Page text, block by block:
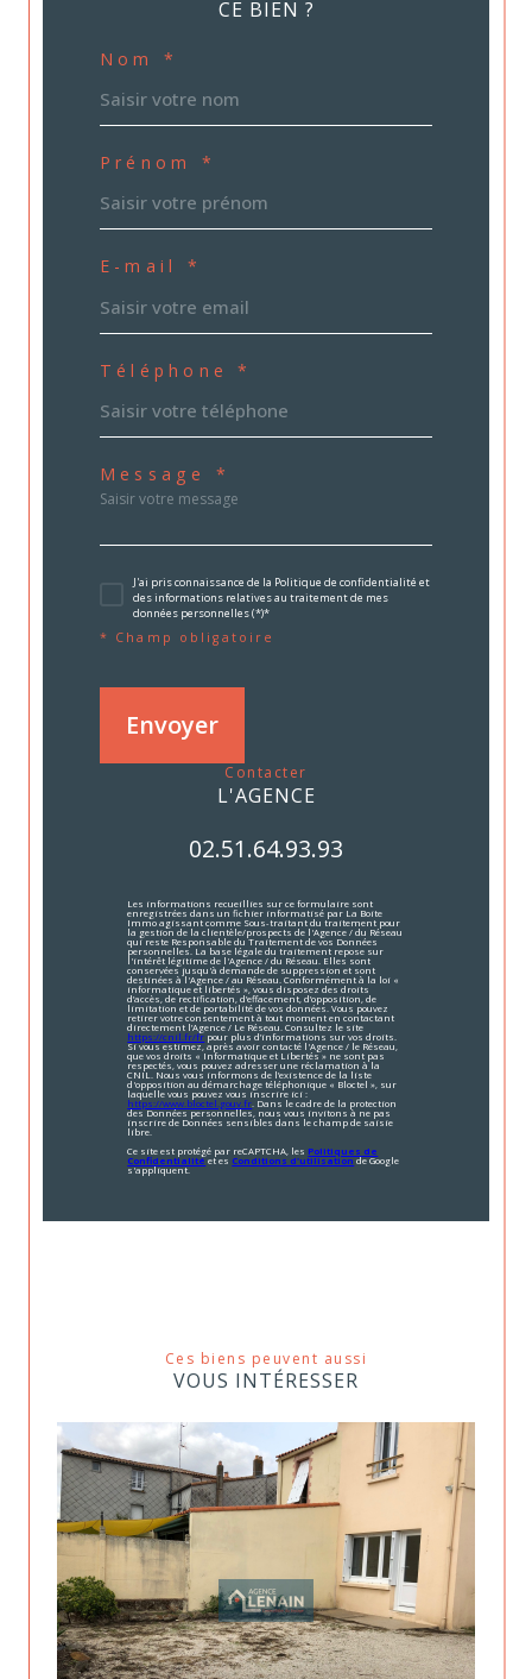
CE BIEN ?
Nom *
Prénom *
E-mail *
Téléphone *
Message *
J'ai pris connaissance de la Politique de confidentialité et
des informations relatives au traitement de mes
données personnelles (*)*
* Champ obligatoire
Envoyer
contacter
L'AGENCE
02.51.64.93.93
Les informations recueillies sur ce formulaire sont
enregistrées dans un fichier informatisé par La Boite
Immo agissant comme Sous-traitant du traitement pour
la gestion de la clientèle/prospects de l'Agence / du Réseau
qui reste Responsable du Traitement de vos Données
personnelles. La base légale du traitement repose sur
l'intérêt légitime de l'Agence / du Réseau. Elles sont
conservées jusqu'à demande de suppression et sont
destinées à l'Agence / au Réseau. Conformément à la loi «
informatique et libertés », vous disposez des droits
d’accès, de rectification, d’effacement, d’opposition, de
limitation et de portabilité de vos données. Vous pouvez
retirer votre consentement à tout moment en contactant
directement l’Agence / Le Réseau. Consultez le site
https://cnil.fr/fr pour plus d’informations sur vos droits.
Si vous estimez, après avoir contacté l'Agence / le Réseau,
que vos droits « Informatique et Libertés » ne sont pas
respectés, vous pouvez adresser une réclamation à la
CNIL. Nous vous informons de l’existence de la liste
d'opposition au démarchage téléphonique « Bloctel », sur
laquelle vous pouvez vous inscrire ici :
https://www.bloctel.gouv.fr . Dans le cadre de la protection
des Données personnelles, nous vous invitons à ne pas
inscrire de Données sensibles dans le champ de saisie
libre.
Ce site est protégé par reCAPTCHA, lesPolitiques de
Confidentialitéet es Conditions d'utilisationde Google
s'appliquent.
Ces biens peuvent aussi
VOUS INTÉRESSER